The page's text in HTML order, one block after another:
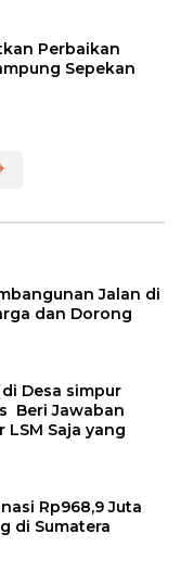
Perbaikan
Sepekan
Jalan di
dan Dorong
Desa simpur
Beri Jawaban
LSM Saja yang
Rp968,9 Juta
di Sumatera